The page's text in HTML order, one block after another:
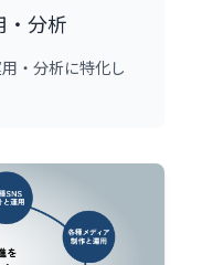
・分析
・分析に特化し